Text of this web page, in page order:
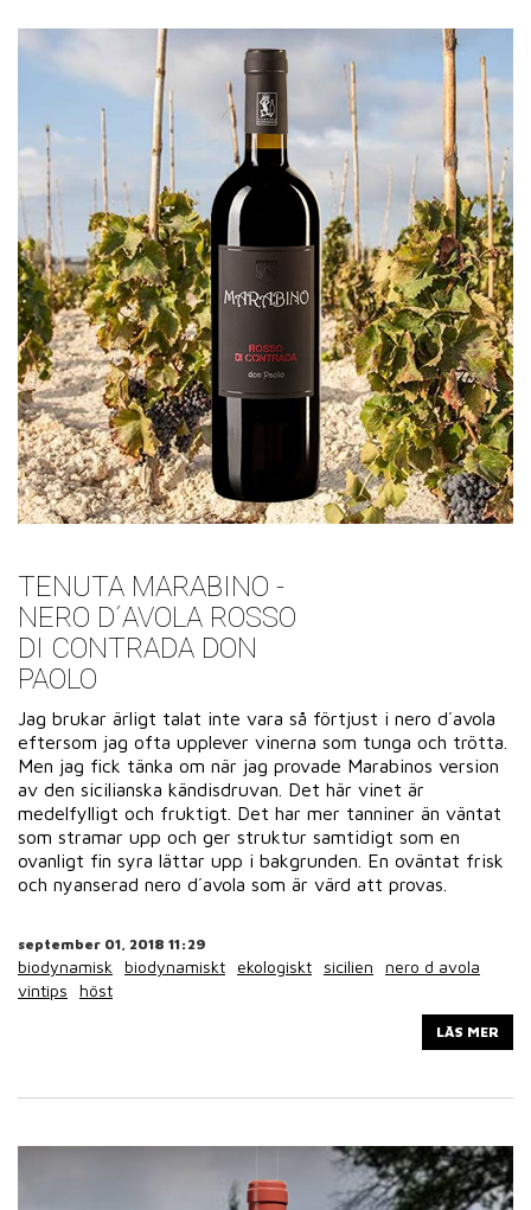
TENUTA MARABINO -
NERO D´AVOLA ROSSO
DI CONTRADA DON
PAOLO
Jag brukar ärligt talat inte vara så förtjust i nero d´avola
eftersom jag ofta upplever vinerna som tunga och trötta.
Men jag fick tänka om när jag provade Marabinos version
av den sicilianska kändisdruvan. Det här vinet är
medelfylligt och fruktigt. Det har mer tanniner än väntat
som stramar upp och ger struktur samtidigt som en
ovanligt fin syra lättar upp i bakgrunden. En oväntat frisk
och nyanserad nero d´avola som är värd att provas.
september 01, 2018 11:29
biodynamisk biodynamiskt ekologiskt sicilien
nero d avola
vintips
höst
LÄS MER